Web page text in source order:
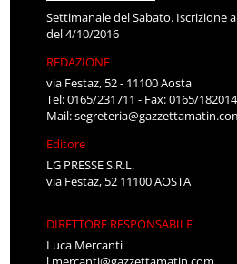
Settimanale del Sabato. Iscrizione
del 4/10/2016
REDAZIONE
via Festaz, 52 - 11100 Aosta
Tel: 0165/231711 - Fax: 0165/
Mail:
Editore
LG PRESSE S.R.L.
via Festaz, 52 11100 AOSTA
DIRETTORE RESPONSABILE
Luca Mercanti